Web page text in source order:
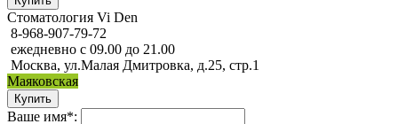
Стоматология Vi Den
8-968-907-79-72
ежедневно с 09.00 до 21.00
Москва, ул.Малая Дмитровка, д.25, стр.1
Маяковская
Ваше имя*: